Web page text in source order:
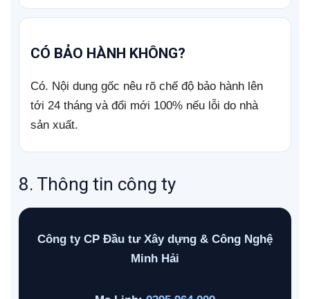
CÓ BẢO HÀNH KHÔNG?
Có. Nội dung gốc nêu rõ chế độ bảo hành lên
tới 24 tháng và đổi mới 100% nếu lỗi do nhà
sản xuất.
8. Thông tin công ty
Công ty CP Đầu tư Xây dựng & Công Nghệ
Minh Hải